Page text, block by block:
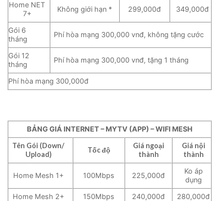
Home NET
7+
Không giới hạn * 299,000đ 349,000đ
Gói 6
tháng
Phí hòa mạng 300,000 vnđ, không tặng cước
Gói 12
tháng
Phí hòa mạng 300,000 vnđ, tặng 1 tháng
Phí hòa mạng 300,000đ
BẢNG GIÁ INTERNET – MYTV (APP) – WIFI MESH
Tên Gói (Down/
Upload)
Tốc độ
Giá ngoại
thành
Giá nội
thành
Home Mesh 1+ 100Mbps 225,000đ
Ko áp
dụng
Home Mesh 2+
150Mbps 240,000đ
280,000đ